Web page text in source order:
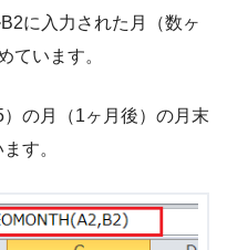
に入力された月（数ヶ
ています。
の月（1ヶ月後）の月末
す。